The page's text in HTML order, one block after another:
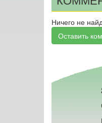
Ничего не
Оставить